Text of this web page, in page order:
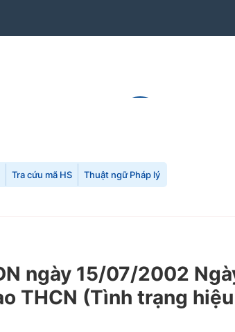
Tra cứu mã HS Thuật ngữ Pháp lý
ngày 15/07/2002
THCN (Tình trạng